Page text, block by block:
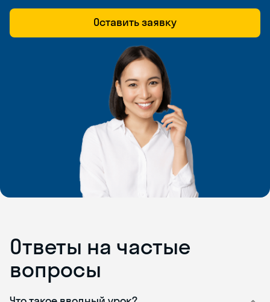
Оставить заявку
Ответы на частые
вопросы